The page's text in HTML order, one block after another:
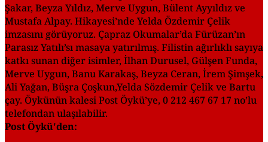
Şakar, Beyza Yıldız, Merve Uygun, Bülent Ayyıldız ve
Mustafa Alpay. Hikayesi’nde Yelda Özdemir Çelik
imzasını görüyoruz. Çapraz Okumalar’da Fürüzan’ın
Parasız Yatılı’sı masaya yatırılmış. Filistin ağırlıklı sayıya
katkı sunan diğer isimler, İlhan Durusel, Gülşen Funda,
Merve Uygun, Banu Karakaş, Beyza Ceran, İrem Şimşek,
Ali Yağan, Büşra Çoşkun,Yelda Sözdemir Çelik ve Bartu
çay. Öykünün kalesi Post Öykü’ye, 0 212 467 67 17 no’lu
telefondan ulaşılabilir.
Post Öykü'den: